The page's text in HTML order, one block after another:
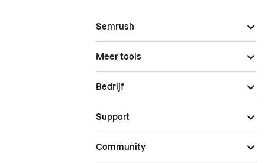
Semrush
Meer tools
Bedrijf
Support
Community